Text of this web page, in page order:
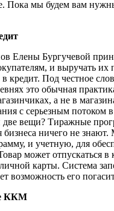
Пока мы будем вам
Елены Бургучевой
и выручать их
в кредит. Под честное
это обычная
а не в
с серьезным потоком
две вещи? Тиражные
бизнеса ничего не
и учетную, для
может отпускаться в
карты. Система
возможность его
ККМ